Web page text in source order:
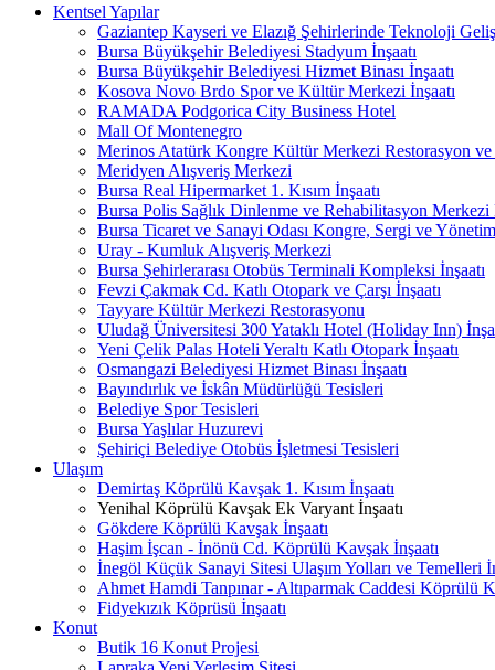
Kentsel Yapılar
Gaziantep Kayseri ve Elazığ Şehirlerinde Teknoloji
Bursa Büyükşehir Belediyesi Stadyum İnşaatı
Bursa Büyükşehir Belediyesi Hizmet Binası İnşaatı
Kosova Novo Brdo Spor ve Kültür Merkezi İnşaatı
RAMADA Podgorica City Business Hotel
Mall Of Montenegro
Merinos Atatürk Kongre Kültür Merkezi Restorasyon
Meridyen Alışveriş Merkezi
Bursa Real Hipermarket 1. Kısım İnşaatı
Bursa Polis Sağlık Dinlenme ve Rehabilitasyon Merkezi
Bursa Ticaret ve Sanayi Odası Kongre, Sergi ve
Uray - Kumluk Alışveriş Merkezi
Bursa Şehirlerarası Otobüs Terminali Kompleksi İnşaatı
Fevzi Çakmak Cd. Katlı Otopark ve Çarşı İnşaatı
Tayyare Kültür Merkezi Restorasyonu
Uludağ Üniversitesi 300 Yataklı Hotel (Holiday Inn)
Yeni Çelik Palas Hoteli Yeraltı Katlı Otopark İnşaatı
Osmangazi Belediyesi Hizmet Binası İnşaatı
Bayındırlık ve İskân Müdürlüğü Tesisleri
Belediye Spor Tesisleri
Bursa Yaşlılar Huzurevi
Şehiriçi Belediye Otobüs İşletmesi Tesisleri
Ulaşım
Demirtaş Köprülü Kavşak 1. Kısım İnşaatı
Yenihal Köprülü Kavşak Ek Varyant İnşaatı
Gökdere Köprülü Kavşak İnşaatı
Haşim İşcan - İnönü Cd. Köprülü Kavşak İnşaatı
İnegöl Küçük Sanayi Sitesi Ulaşım Yolları ve Temelleri
Ahmet Hamdi Tanpınar - Altıparmak Caddesi Köprülü
Fidyekızık Köprüsü İnşaatı
Konut
Butik 16 Konut Projesi